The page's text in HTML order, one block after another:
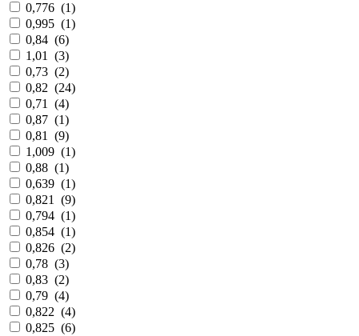
0,776 (1)
0,995 (1)
0,84 (6)
1,01
(3)
0,73 (2)
0,82 (24)
0,71
(4)
0,87 (1)
0,81
(9)
1,009 (1)
0,88 (1)
0,639 (1)
0,821
(9)
0,794 (1)
0,854 (1)
0,826 (2)
0,78 (3)
0,83 (2)
0,79 (4)
0,822 (4)
0,825 (6)